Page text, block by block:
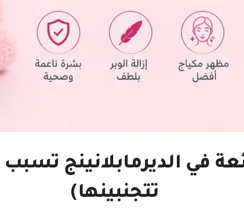
في الديرمابلانينج
تتجنبينها)